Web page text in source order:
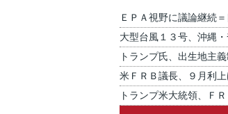
ＥＰＡ視野に議論継続
大型台風１３号、沖縄
トランプ氏、出生地主
米ＦＲＢ議長、９月利
トランプ米大統領、Ｆ